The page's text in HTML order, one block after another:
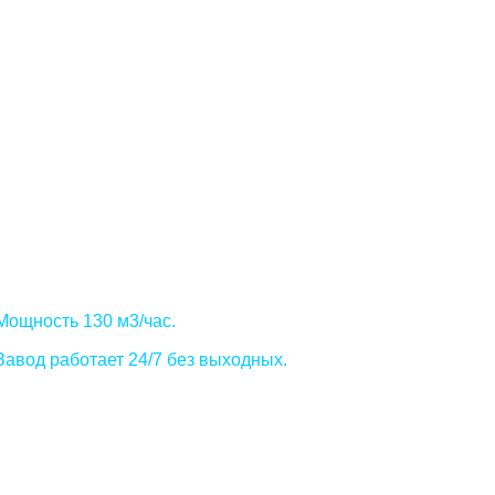
130 м3/час.
работает 24/7 без выходных.